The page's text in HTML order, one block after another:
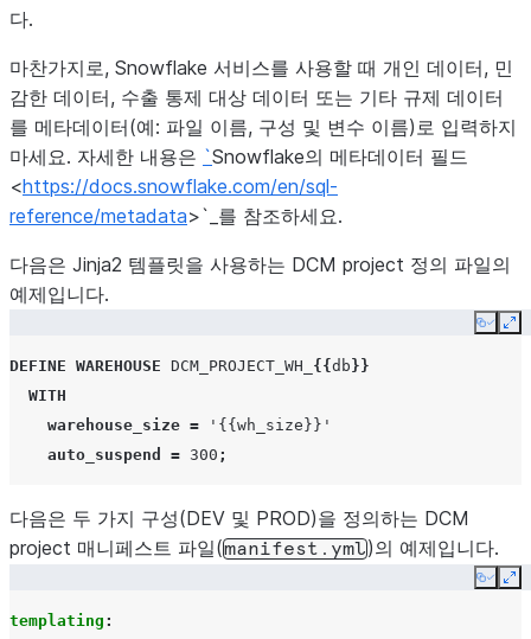
다.
마찬가지로, Snowflake 서비스를 사용할 때 개인 데이터, 민
감한 데이터, 수출 통제 대상 데이터 또는 기타 규제 데이터
를 메타데이터(예: 파일 이름, 구성 및 변수 이름)로 입력하지
마세요. 자세한 내용은 `Snowflake의 메타데이터 필드
<https://docs.snowflake.com/en/sql-
reference/metadata>`_를 참조하세요.
다음은 Jinja2 템플릿을 사용하는 DCM project 정의 파일의
예제입니다.
Copy
DEFINE WAREHOUSE DCM_PROJECT_WH_ {{ db }}
WITH
warehouse_size =
'{{wh_size}}'
auto_suspend
= 300 ;
다음은 두 가지 구성(DEV 및 PROD)을 정의하는 DCM
project 매니페스트 파일(manifest.yml)의 예제입니다.
Copy
templating :